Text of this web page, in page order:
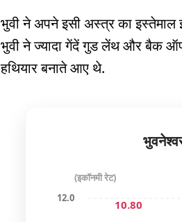
भुवी ने अपने इसी अस्त्र का
भुवी ने ज्यादा गेंदें गुड लेंथ और बैक
हथ‍ियार बनाते आए थे.
(इकॉनमी रेट)
12.0
10.80